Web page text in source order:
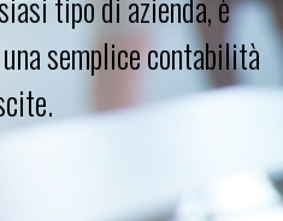
semplice contabilità